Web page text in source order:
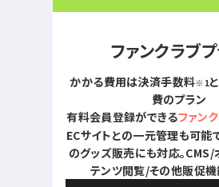
ファンクラブ
かかる費用は決済手数料※1
費のプラン
有料会員登録ができるファン
ECサイトとの一元管理も可能
のグッズ販売にも対応。CMS/
テンツ閲覧/その他販促機